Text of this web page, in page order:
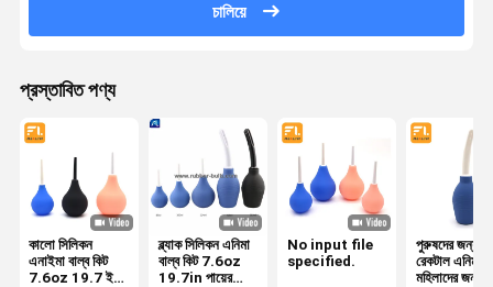
চালিয়ে
প্রস্তাবিত পণ্য
কালো সিলিকন
এনাইমা বাল্ব কিট
7.6oz 19.7 ইঞ্চি
ব্ল্যাক সিলিকন এনিমা
বাল্ব কিট 7.6oz
19.7in পায়ের
No input file
specified.
পুরুষদের জন্য
রেকটাল এনিমা
মহিলাদের জন্য